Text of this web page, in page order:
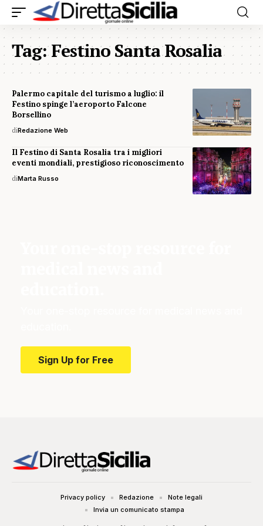
Tag:Festino Santa Rosalia
Palermo capitale del turismo a luglio: il
Festino spinge l’aeroporto Falcone
Borsellino
diRedazione Web
Il Festino di Santa Rosalia tra i migliori
eventi mondiali, prestigioso riconoscimento
diMarta Russo
Sign Up for Free
Privacy policy Redazione
Note legali
Invia un comunicato stampa